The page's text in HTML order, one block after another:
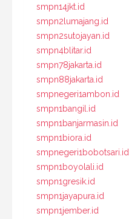
smpn14jkt.id
smpn2lumajang.id
smpn2sutojayan.id
smpn4blitar.id
smpn78jakarta.id
smpn88jakarta.id
smpnegeri1ambon.id
smpn1bangil.id
smpn1banjarmasin.id
smpn1biora.id
smpnegeri1bobotsari.id
smpn1boyolali.id
smpn1gresik.id
smpn1jayapura.id
smpn1jember.id